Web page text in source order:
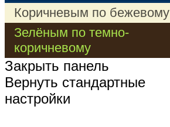
Коричневым по бежевому
Зелёным по темно-
коричневому
Закрыть панель
Вернуть стандартные
настройки